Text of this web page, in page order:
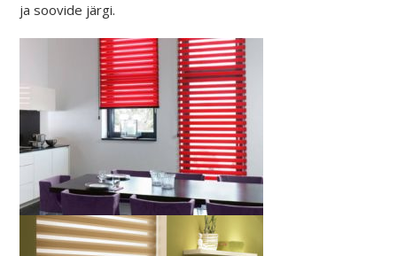
ja soovide järgi.